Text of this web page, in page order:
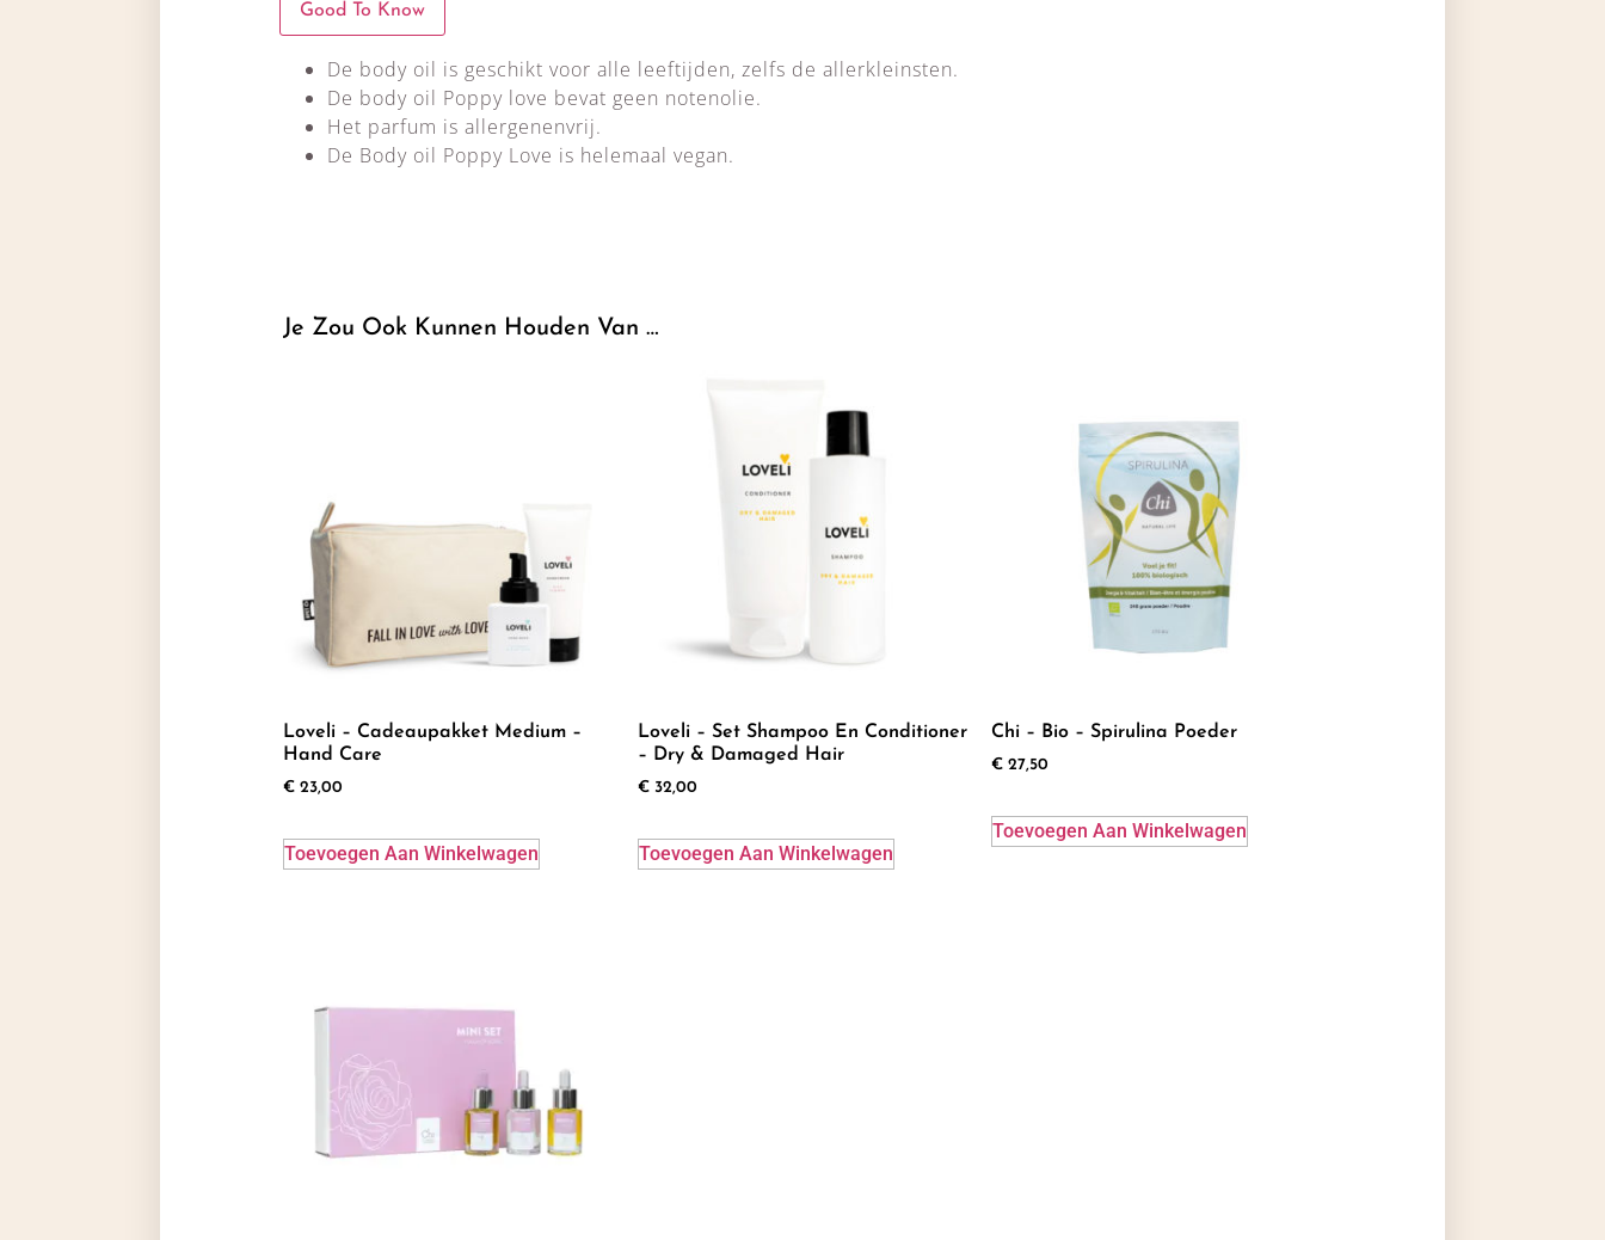
Good To Know
De body oil is geschikt voor alle leeftijden, zelfs de allerkleinsten.
De body oil Poppy love bevat geen notenolie.
Het parfum is allergenenvrij.
De Body oil Poppy Love is helemaal vegan.
Je Zou Ook Kunnen Houden Van …
Loveli – Cadeaupakket Medium –
Hand Care
€ 23,00
Toevoegen Aan Winkelwagen
Loveli – Set Shampoo En Conditioner
– Dry & Damaged Hair
€32,00
Toevoegen Aan Winkelwagen
Chi – Bio – Spirulina Poeder
€ 27,50
Toevoegen Aan Winkelwagen